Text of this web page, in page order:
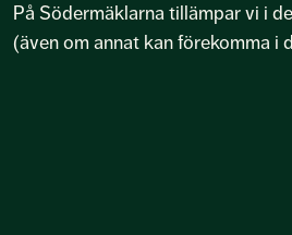
På Södermäklarna tillämpar vi i
(även om annat kan förekomma i